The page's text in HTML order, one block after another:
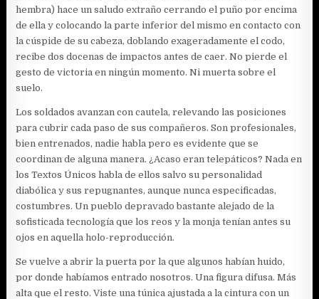
hembra) hace un saludo extraño cerrando el puño por encima
de ella y colocando la parte inferior del mismo en contacto con
la cúspide de su cabeza, doblando exageradamente el codo,
recibe dos docenas de impactos antes de caer. No pierde el
gesto de victoria en ningún momento. Ni muerta sobre el
suelo.
Los soldados avanzan con cautela, relevando las posiciones
para cubrir cada paso de sus compañeros. Son profesionales,
bien entrenados, nadie habla pero es evidente que se
coordinan de alguna manera. ¿Acaso eran telepáticos? Nada en
los Textos Únicos habla de ellos salvo su personalidad
diabólica y sus repugnantes, aunque nunca especificadas,
costumbres. Un pueblo depravado bastante alejado de la
sofisticada tecnología que los reos y la monja tenían antes su
ojos en aquella holo-reproducción.
Se vuelve a abrir la puerta por la que algunos habían huido,
por donde habíamos entrado nosotros. Una figura difusa. Más
alta que el resto. Viste una túnica ajustada a la cintura con un